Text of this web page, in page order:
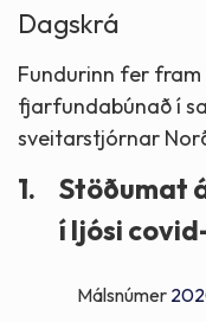
Dagskrá
Fundurinn fer fram
fjarfundabúnað í
sveitarstjórnar
1.
Stöðumat
í ljósi
Málsnúmer